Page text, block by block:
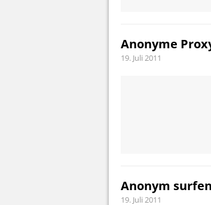
Anonyme
19. Juli 2011
Anonym
19. Juli 2011